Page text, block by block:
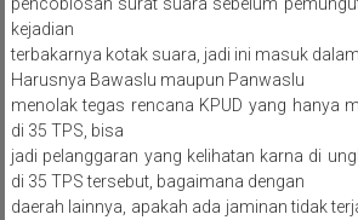
kejadian
terbakarnya kotak suara, jadi ini masuk
Harusnya Bawaslu maupun Panwaslu
menolak tegas rencana KPUD yang hanya
di 35 TPS, bisa
jadi pelanggaran yang kelihatan karna di
di 35 TPS tersebut, bagaimana dengan
daerah lainnya, apakah ada jaminan tidak